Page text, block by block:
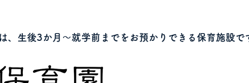
生後3か月～就学前までをお預かりできる保育施設です